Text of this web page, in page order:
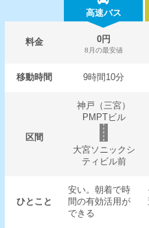
高速バス
料金 0円
8月の最安値
移動時間 9時間10分
区間
神戸（三宮）
PMPTビル
大宮ソニックシ
ティビル前
ひとこと
安い。朝着で時
間の有効活用が
できる